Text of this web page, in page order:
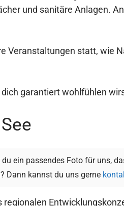
und sanitäre Anlagen.
Veranstaltungen statt, wie
dich garantiert wohlfühlen
du ein passendes Foto für uns,
Dann kannst du uns gerne